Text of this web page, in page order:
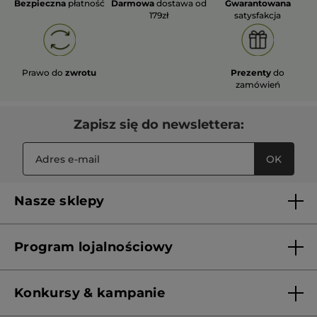
Bezpieczna płatność Darmowa dostawa od
179zł
Gwarantowana
satysfakcja
Prawo dozwrotu Prezenty do
zamówień
Zapisz się do newslettera:
OK
Nasze sklepy
Franczyza
Program lojalnościowy
Konkursy & kampanie